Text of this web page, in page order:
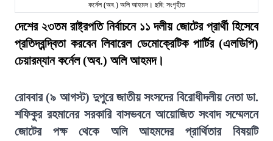
কর্নেল (অব.) অলি আহমদ। ছবি: সংগৃহীত
দেশের ২৩তম রাষ্ট্রপতি নির্বাচনে ১১ দলীয় জোটের প্রার্থী হিসেবে
প্রতিদ্বন্দ্বিতা করবেন লিবারেল ডেমোক্রেটিক পার্টির (এলডিপি)
চেয়ারম্যান কর্নেল (অব.) অলি আহমদ।
রোববার (৯ আগস্ট) দুপুরে জাতীয় সংসদের বিরোধীদলীয় নেতা ডা.
শফিকুর রহমানের সরকারি বাসভবনে আয়োজিত সংবাদ সম্মেলনে
জোটের পক্ষ থেকে অলি আহমদের প্রার্থিতার বিষয়টি